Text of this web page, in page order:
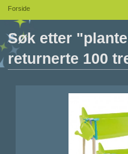
Forside
Søk etter
returnerte 100